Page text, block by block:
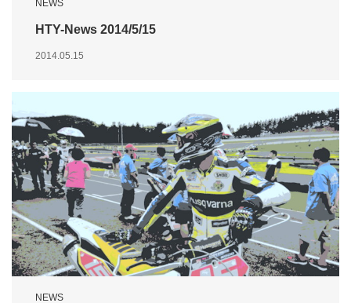
NEWS
HTY-News 2014/5/15
2014.05.15
NEWS